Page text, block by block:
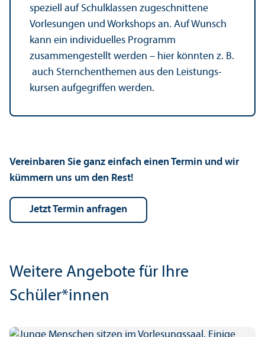
speziell auf Schulklassen zugeschnittene
Vorlesungen und Workshops an. Auf Wunsch
kann ein individuelles Programm
zusammengestellt werden – hier könnten z. B.
auch Sternchenthemen aus den Leistungs­
kursen aufgegriffen werden.
Vereinbaren Sie ganz einfach einen Termin und wir
kümmern uns um den Rest!
jetzt Termin anfragen
Weitere Angebote für Ihre
Schüler*innen